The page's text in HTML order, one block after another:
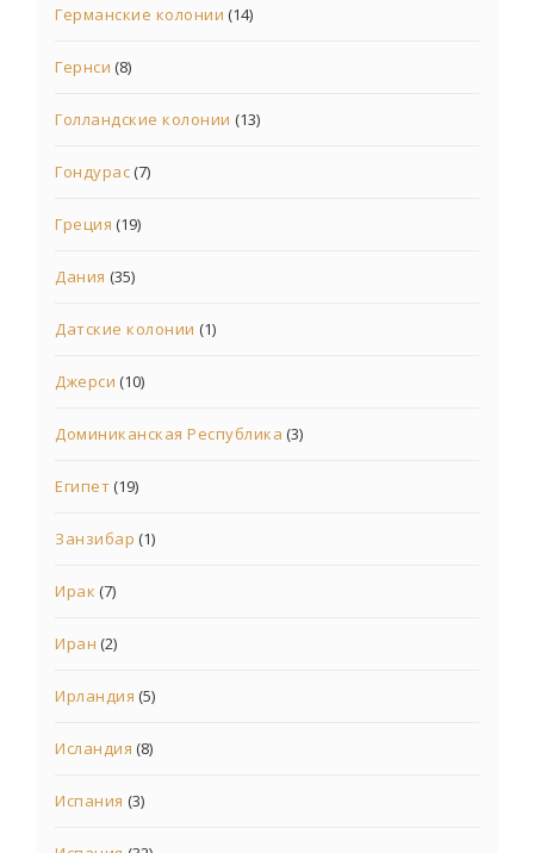
Германские колонии (14)
Гернси (8)
Голландские колонии (13)
Гондурас(7)
Греция (19)
Дания (35)
Датские колонии (1)
Джерси (10)
Доминиканская Республика (3)
Египет(19)
Занзибар (1)
Ирак (7)
Иран (2)
Ирландия (5)
Исландия (8)
Испания (3)